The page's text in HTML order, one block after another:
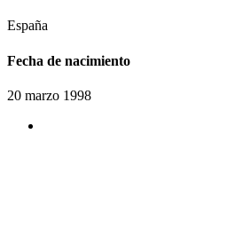
España
Fecha de nacimiento
20 marzo 1998